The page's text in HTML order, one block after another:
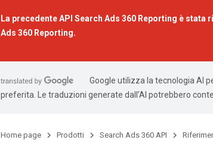
La precedente API Search Ads 360 Reporting è
Ads 360 Reporting.
Google utilizza la tecnologia AI
preferita. Le traduzioni generate dall'AI potrebbero
Home page Prodotti Search Ads 360 API